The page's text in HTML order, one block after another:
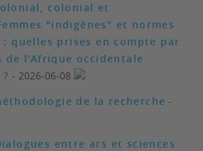
colonial et
"indigènes" et normes
quelles prises en compte par
l'Afrique occidentale
- 2026-06-08
de la recherche -
entre ars et sciences